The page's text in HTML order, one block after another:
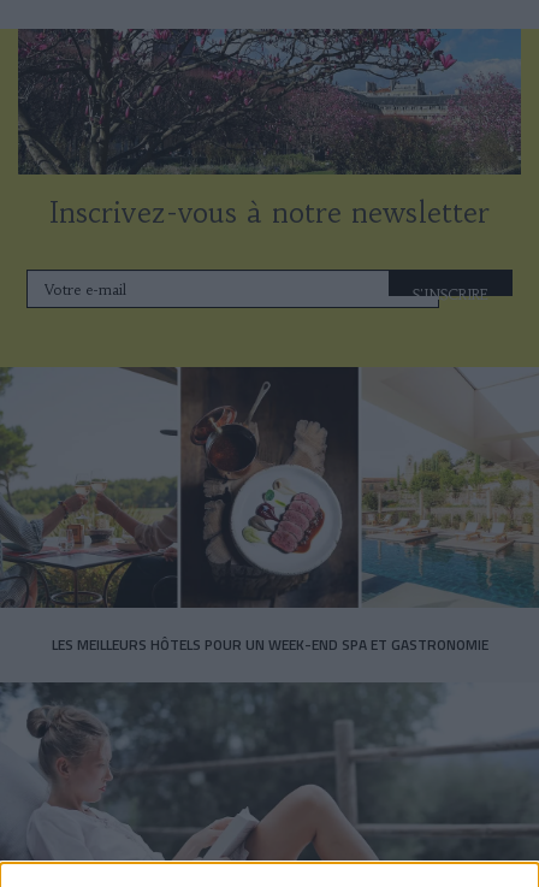
Inscrivez-vous à notre newsletter
S'INSCRIRE
LES MEILLEURS HÔTELS POUR UN WEEK-END SPA ET GASTRONOMIE